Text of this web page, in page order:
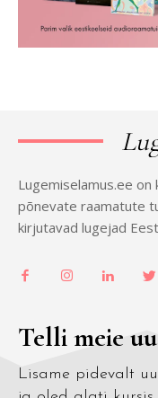
Lugemiselamus.ee
põnevate raamatute
kirjutavad lugejad
Telli meie
Lisame pidevalt